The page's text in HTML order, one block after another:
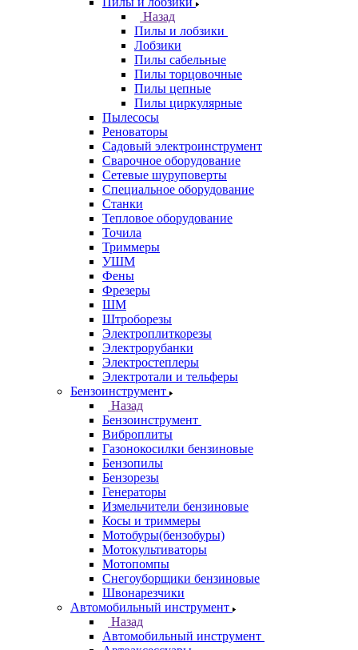
Назад
Пилы и лобзики
Лобзики
Пилы сабельные
Пилы торцовочные
Пилы цепные
Пилы циркулярные
Пылесосы
Реноваторы
Садовый электроинструмент
Сварочное оборудование
Сетевые шуруповерты
Специальное оборудование
Станки
Тепловое оборудование
Точила
Триммеры
УШМ
Фены
Фрезеры
ШМ
Штроборезы
Электроплиткорезы
Электрорубанки
Электростеплеры
Электротали и тельферы
Бензоинструмент
Назад
Бензоинструмент
Виброплиты
Газонокосилки бензиновые
Бензопилы
Бензорезы
Генераторы
Измельчители бензиновые
Косы и триммеры
Мотобуры(бензобуры)
Мотокультиваторы
Мотопомпы
Снегоуборщики бензиновые
Швонарезчики
Автомобильный инструмент
Назад
Автомобильный инструмент